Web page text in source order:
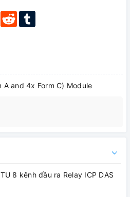
LinkedInReddit
A and 4x Form C) Module
8 kênh đầu ra Relay ICP DAS